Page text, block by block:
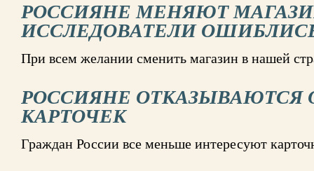
РОССИЯНЕ МЕНЯЮТ
ИССЛЕДОВАТЕЛИ
При всем желании сменить магазин в нашей
РОССИЯНЕ ОТКАЗЫВАЮТСЯ
КАРТОЧЕК
Граждан России все меньше интересуют